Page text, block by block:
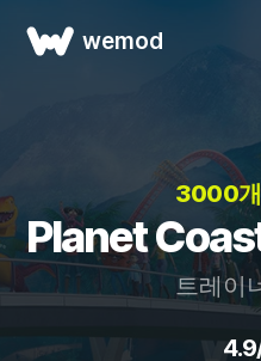
wemod
3000개
Planet
트레이